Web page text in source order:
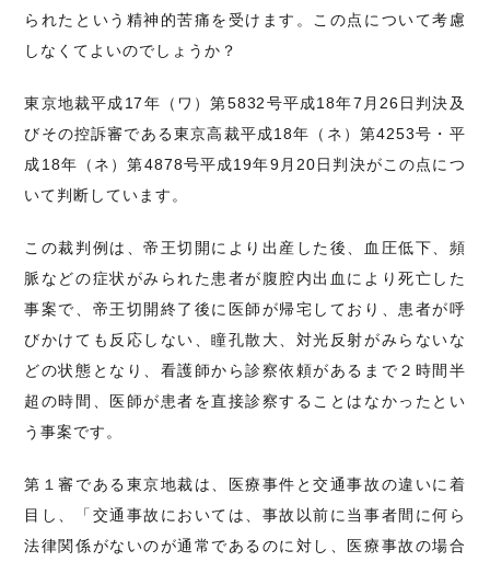
られたという精神的苦痛を受けます。この点について考慮
しなくてよいのでしょうか？
東京地裁平成17年（ワ）第5832号平成18年7月26日判決及
びその控訴審である東京高裁平成18年（ネ）第4253号・平
成18年（ネ）第4878号平成19年9月20日判決がこの点につ
いて判断しています。
この裁判例は、帝王切開により出産した後、血圧低下、頻
脈などの症状がみられた患者が腹腔内出血により死亡した
事案で、帝王切開終了後に医師が帰宅しており、患者が呼
びかけても反応しない、瞳孔散大、対光反射がみらないな
どの状態となり、看護師から診察依頼があるまで２時間半
超の時間、医師が患者を直接診察することはなかったとい
う事案です。
第１審である東京地裁は、医療事件と交通事故の違いに着
目し、「交通事故においては、事故以前に当事者間に何ら
法律関係がないのが通常であるのに対し、医療事故の場合